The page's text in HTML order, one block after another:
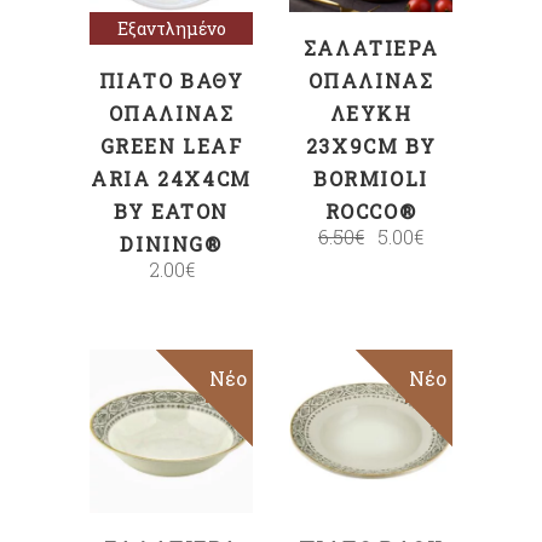
Εξαντλημένο
ΠΙΆΤΟ ΒΑΘΎ
ΟΠΑΛΊΝΑΣ
GREEN LEAF
ARIA 24X4CM
BY EATON
DINING®
2.00€
ΣΑΛΑΤΙΈΡΑ
ΟΠΑΛΊΝΑΣ
ΛΕΥΚΉ
23X9CM BY
BORMIOLI
ROCCO®
6.50€ 5.00€
Sale
Νέο
ΠΡΟΣΘΉΚΗ
ΣΤΟ ΚΑΛΆΘΙ
Sale
Νέο
ΠΡΟΣΘΉΚΗ